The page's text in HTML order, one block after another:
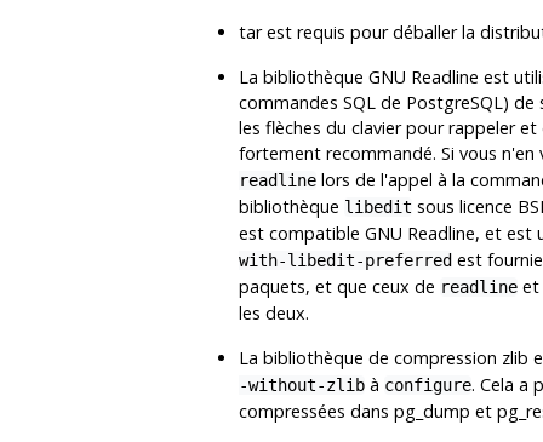
tarest requis pour déballer la
La bibliothèque GNU Readline est
commandes SQL de PostgreSQL)
les flèches du clavier pour rappeler
fortement recommandé. Si vous
readlinelors de l'appel à la
bibliothèque libedit sous licence
est compatible GNU Readline, et est
with-libedit-preferredest
paquets, et que ceux de readlineet
les deux.
La bibliothèque de compression zlib
-without-zlibà configure. Cela a
compressées dans pg_dump et